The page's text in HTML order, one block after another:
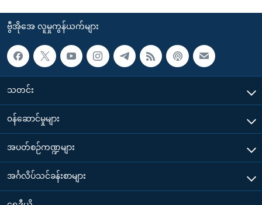
ဗွီအိုအေ လူမှုကွန်ယက်များ
သတင်း
၀န်ဆောင်မှုများ
အပတ်စဉ်ကဏ္ဍများ
အင်္ဂလိပ်သင်ခန်းစာများ